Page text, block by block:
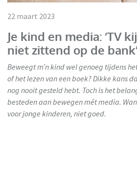
22 maart 2023
Je kind en media: ‘TV
niet zittend op de
Beweegt m’n kind wel genoeg tijdens
of het lezen van een boek? Dikke kans
nog nooit gesteld hebt. Toch is het
besteden aan bewegen mét media.
voor jonge kinderen, niet goed.